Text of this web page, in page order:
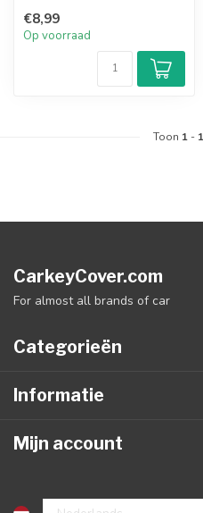
€8,99
Op voorraad
Toon 1 -
CarkeyCover.com
For almost all brands of car
Categorieën
Informatie
Mijn account